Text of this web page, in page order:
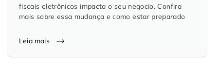
Controle e Organização de Documentos Físicos
Guarda de Documentos
fiscais eletrônicos impacta o seu negocio. Confira
mais sobre essa mudança e como estar preparado
Leia mais